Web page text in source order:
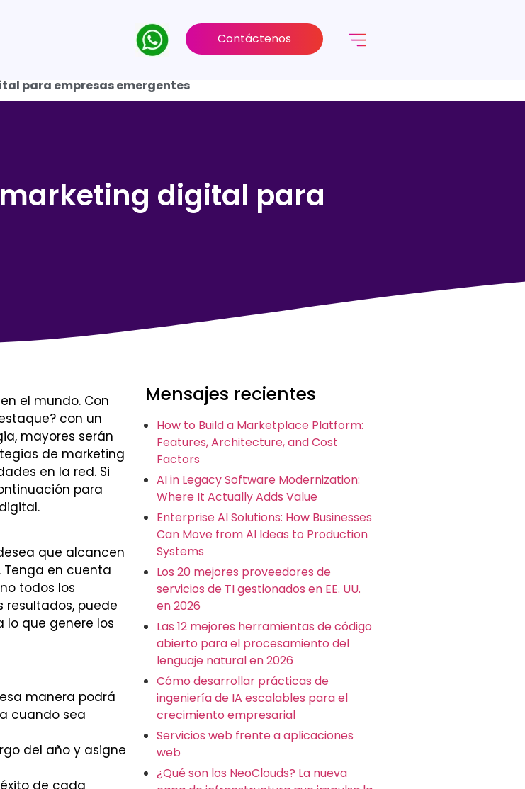
Contáctenos
para empresas emergentes
digital para
el mundo. Con
con un
mayores serán
de marketing
en la red. Si
para
que alcancen
Tenga en cuenta
todos los
resultados, puede
que genere los
manera podrá
cuando sea
del año y asigne
de cada
Mensajes recientes
How to Build a Marketplace Platform:
Features, Architecture, and Cost
Factors
AI in Legacy Software Modernization:
Where It Actually Adds Value
Enterprise AI Solutions: How Businesses
Can Move from AI Ideas to Production
Systems
Los 20 mejores proveedores de
servicios de TI gestionados en EE. UU.
en 2026
Las 12 mejores herramientas de código
abierto para el procesamiento del
lenguaje natural en 2026
Cómo desarrollar prácticas de
ingeniería de IA escalables para el
crecimiento empresarial
Servicios web frente a aplicaciones
web
¿Qué son los NeoClouds? La nueva